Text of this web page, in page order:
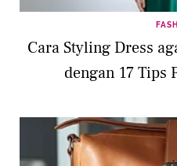
Cara Styling Dress
dengan 17 Tips